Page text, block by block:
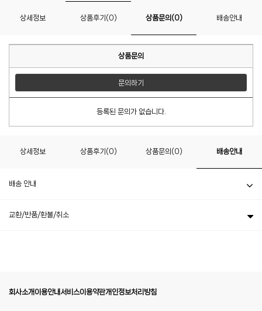
상세정보 상품후기(0) 상품문의(0) 배송안내
상품문의
문의하기
등록된 문의가 없습니다.
상세정보 상품후기(0) 상품문의(0) 배송안내
배송 안내
교환/반품/환불/취소
회사소개 이용안내서비스이용약관개인정보처리방침